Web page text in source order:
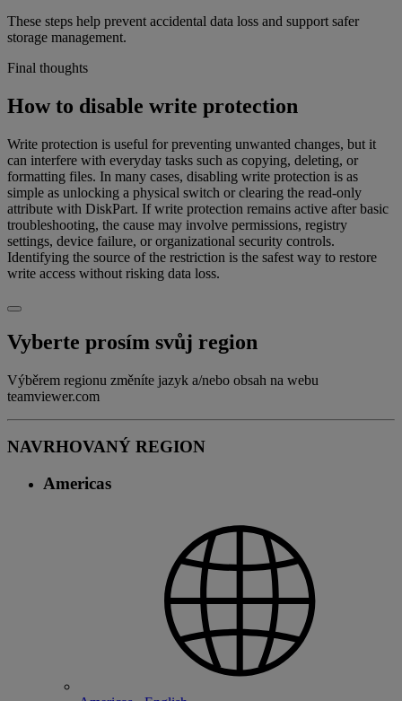
These steps help prevent accidental data loss and support safer
storage management.
Final thoughts
How to disable write protection
Write protection is useful for preventing unwanted changes, but it
can interfere with everyday tasks such as copying, deleting, or
formatting files. In many cases, disabling write protection is as
simple as unlocking a physical switch or clearing the read-only
attribute with DiskPart. If write protection remains active after basic
troubleshooting, the cause may involve permissions, registry
settings, device failure, or organizational security controls.
Identifying the source of the restriction is the safest way to restore
write access without risking data loss.
Vyberte prosím svůj region
Výběrem regionu změníte jazyk a/nebo obsah na webu
teamviewer.com
NAVRHOVANÝ REGION
Americas